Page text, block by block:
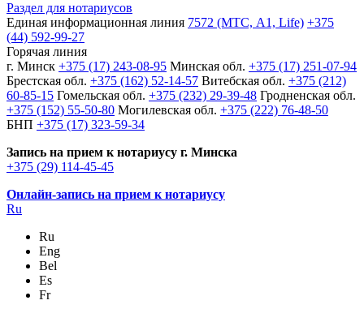
Раздел для нотариусов
Единая информационная линия 7572 (МТС, A1, Life) +375
(44) 592-99-27
Горячая линия
г. Минск +375 (17) 243-08-95 Минская обл. +375 (17) 251-07-94
Брестская обл. +375 (162) 52-14-57 Витебская обл. +375 (212)
60-85-15 Гомельская обл. +375 (232) 29-39-48 Гродненская обл.
+375 (152) 55-50-80 Могилевская обл. +375 (222) 76-48-50
БНП +375 (17) 323-59-34
Запись на прием к нотариусу г. Минска
+375 (29) 114-45-45
Онлайн-запись на прием к нотариусу
Ru
Ru
Eng
Bel
Es
Fr